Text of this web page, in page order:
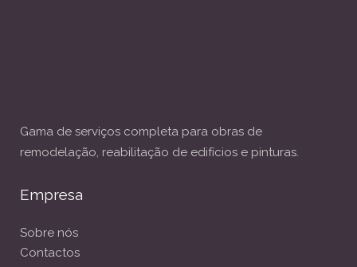
Gama de serviços completa para obras de
remodelação, reabilitação de edifícios e pinturas.
Empresa
Sobre nós
Contactos